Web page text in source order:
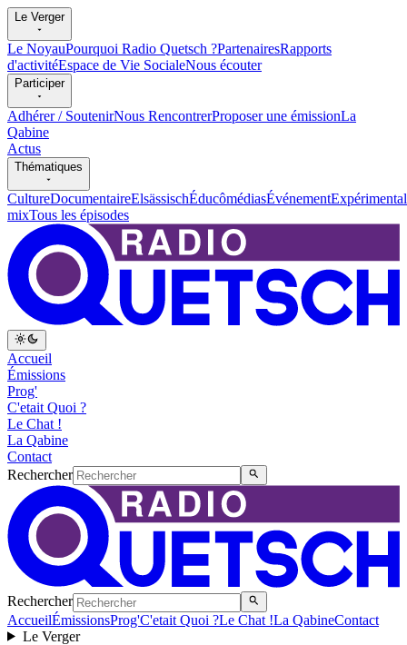
Le Verger
Le NoyauPourquoi Radio Quetsch ?PartenairesRapports
d'activitéEspace de Vie SocialeNous écouter
Participer
Adhérer / SoutenirNous RencontrerProposer une émissionLa
Qabine
Actus
Thématiques
CultureDocumentaireElsässischÉducômédiasÉvénementExpérimental
mixTous les épisodes
Accueil
Émissions
Prog'
C'etait Quoi ?
Le Chat !
La Qabine
Contact
Rechercher
Rechercher
AccueilÉmissionsProg'C'etait Quoi ?Le Chat !La QabineContact
Le Verger